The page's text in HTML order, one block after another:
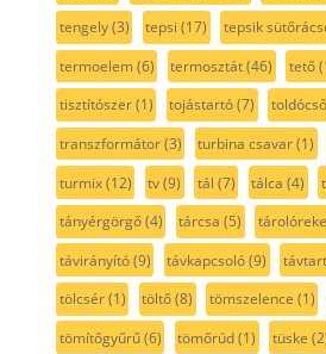
tengely(3) tepsi (17) tepsik
termoelem(6) termosztát(46) tető
tisztítószer(1) tojástartó(7) toldócső
transzformátor(3) turbina csavar(1)
turmix(12) tv(9) tál (7) tálca (4)
tányérgörgő(4) tárcsa (5)
távirányító(9) távkapcsoló(9)
tölcsér(1) töltő(8) tömszelence (1)
tömítőgyűrű(6) tömőrúd(1) tüske